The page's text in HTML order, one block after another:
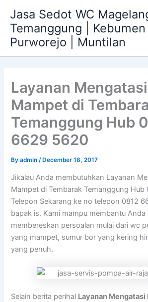
content
Jasa Sedot WC
Temanggung | Kebumen |
Purworejo | Muntilan
Layanan
Mampet di
Temanggung Hub
6629 5620
Byadmin/ December 18, 2017
Jikalau Anda membutuhkan Layanan
Mampet di Tembarak Temanggung
Telepon Sekarang ke no telepon 0812
bapak is. Kami mampu membantu Anda
membereskan persoalan mulai dari wc
yang mampet, sumur bor yang kering
yang penuh.
Selain berita perihal Layanan